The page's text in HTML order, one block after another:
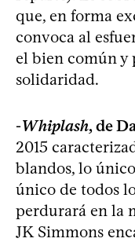
que, en forma
convoca al
el bien común y
solidaridad.
-Whiplash, de
2015
blandos, lo
único de todos
perdurará en la
JK Simmons